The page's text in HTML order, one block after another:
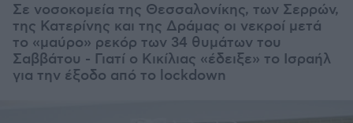
Σε νοσοκομεία της Θεσσαλονίκης, των Σερρών,
της Κατερίνης και της Δράμας οι νεκροί μετά
το «μαύρο» ρεκόρ των 34 θυμάτων του
Σαββάτου - Γιατί ο Κικίλιας «έδειξε» το Ισραήλ
για την έξοδο από το lockdown